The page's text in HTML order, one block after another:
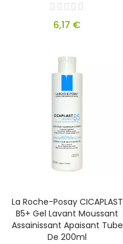
6,17 €
La Roche-Posay CICAPLAST
B5+ Gel Lavant Moussant
Assainissant Apaisant Tube
De 200ml